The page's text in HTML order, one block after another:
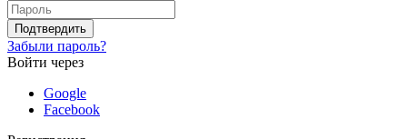
Подтвердить
Забыли пароль?
Войти через
Google
Facebook